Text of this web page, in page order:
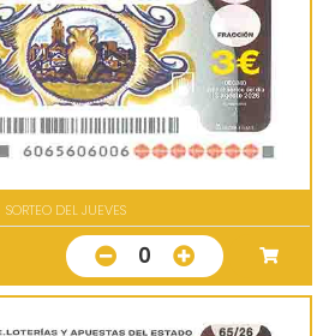
SORTEO DEL JUEVES
0